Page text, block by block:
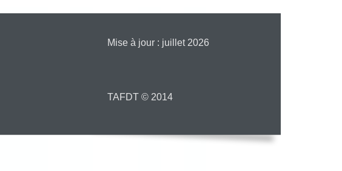
Mise à jour : juillet 2026
TAFDT © 2014